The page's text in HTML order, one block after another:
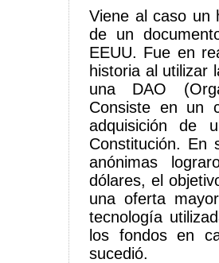
Viene al caso un
de un
EEUU. Fue en
historia al utilizar
una DAO
Consiste en un
adquisición de
Constitución. En
anónimas
dólares, el
una oferta
tecnología
los fondos en
sucedió.